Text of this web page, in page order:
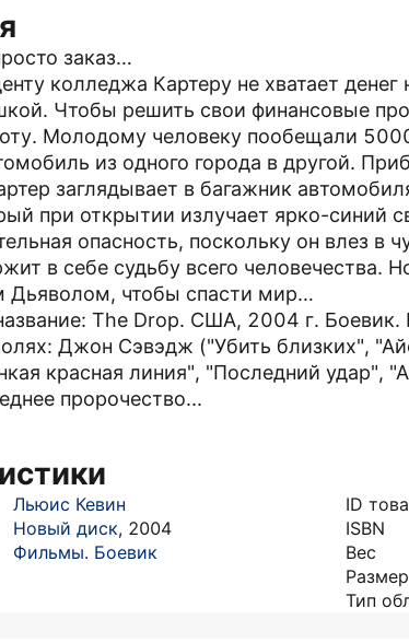
заказ…
колледжа Картеру не хватает денег
Чтобы решить свои финансовые
Молодому человеку пообещали
из одного города в другой.
заглядывает в багажник
при открытии излучает ярко-синий
опасность, поскольку он влез в
в себе судьбу всего человечества.
Дьяволом, чтобы спасти мир…
The Drop. США, 2004 г.
Джон Сэвэдж ("Убить близких",
красная линия", "Последний удар",
пророчество...
Льюис Кевин
Новый диск, 2004
Фильмы. Боевик
ID
ISBN
Вес
Тип